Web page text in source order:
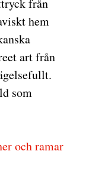
från
hem
art från
som
och ramar